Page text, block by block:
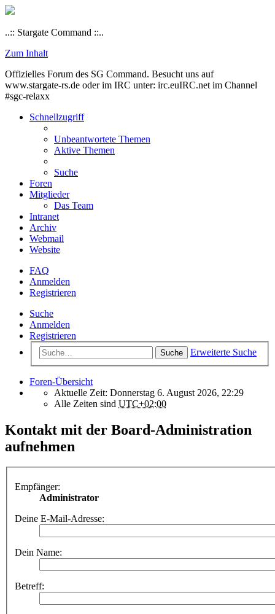
..:: Stargate Command ::..
Zum Inhalt
Offizielles Forum des SG Command. Besucht uns auf
www.stargate-rs.de oder im IRC unter: irc.euIRC.net im Channel
#sgc-relaxx
Schnellzugriff
Unbeantwortete Themen
Aktive Themen
Suche
Foren
Mitglieder
Das Team
Intranet
Archiv
Webmail
Website
FAQ
Anmelden
Registrieren
Suche
Anmelden
Registrieren
Suche Erweiterte Suche
Foren-Übersicht
Aktuelle Zeit: Donnerstag 6. August 2026, 22:29
Alle Zeiten sind UTC+02:00
Kontakt mit der Board-Administration
aufnehmen
Empfänger:
Administrator
Deine E-Mail-Adresse:
Dein Name:
Betreff: